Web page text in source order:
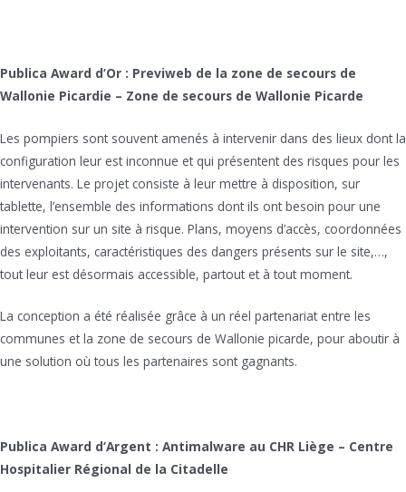
Publica Award d’Or : Previweb de la zone de secours de
Wallonie Picardie – Zone de secours de Wallonie Picarde
Les pompiers sont souvent amenés à intervenir dans des lieux dont la
configuration leur est inconnue et qui présentent des risques pour les
intervenants. Le projet consiste à leur mettre à disposition, sur
tablette, l’ensemble des informations dont ils ont besoin pour une
intervention sur un site à risque. Plans, moyens d’accès, coordonnées
des exploitants, caractéristiques des dangers présents sur le site,…,
tout leur est désormais accessible, partout et à tout moment.
La conception a été réalisée grâce à un réel partenariat entre les
communes et la zone de secours de Wallonie picarde, pour aboutir à
une solution où tous les partenaires sont gagnants.
Publica Award d’Argent : Antimalware au CHR Liège – Centre
Hospitalier Régional de la Citadelle